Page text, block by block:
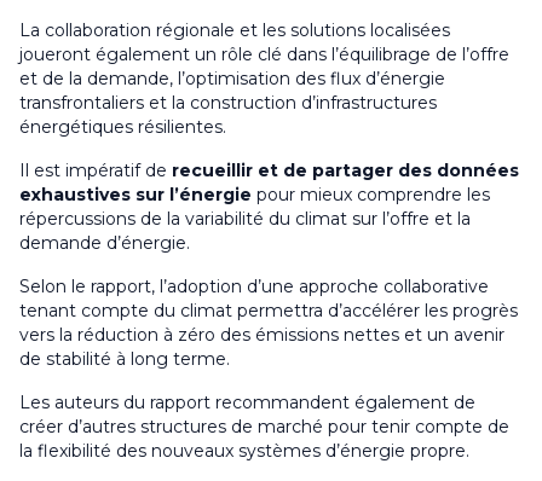
La collaboration régionale et les solutions localisées
joueront également un rôle clé dans l’équilibrage de l’offre
et de la demande, l’optimisation des flux d’énergie
transfrontaliers et la construction d’infrastructures
énergétiques résilientes.
Il est impératif de recueillir et de partager des données
exhaustives sur l’énergie pour mieux comprendre les
répercussions de la variabilité du climat sur l’offre et la
demande d’énergie.
Selon le rapport, l’adoption d’une approche collaborative
tenant compte du climat permettra d’accélérer les progrès
vers la réduction à zéro des émissions nettes et un avenir
de stabilité à long terme.
Les auteurs du rapport recommandent également de
créer d’autres structures de marché pour tenir compte de
la flexibilité des nouveaux systèmes d’énergie propre.